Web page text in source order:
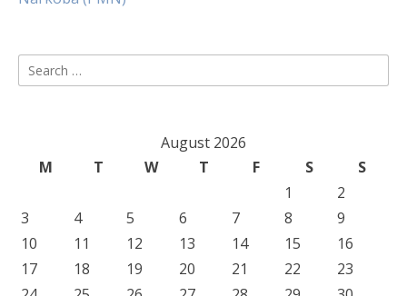
Search
for:
August 2026
M
T W T F S
S
1
2
3
4 5 6 7 8
9
10
11 12 13 14 15
16
17
18 19 20 21 22
23